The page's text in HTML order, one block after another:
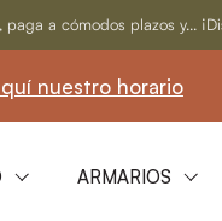
a cómodos plazos y...
horario
ARMARIOS